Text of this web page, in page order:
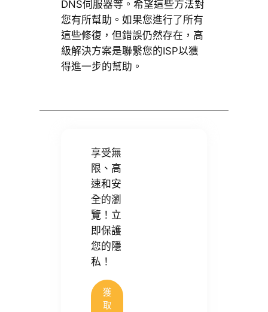
DNS伺服器等。希望這些方法對
您有所幫助。如果您進行了所有
這些修復，但錯誤仍然存在，高
級解決方案是聯繫您的ISP以獲
得進一步的幫助。
享受無
限、高
速和安
全的瀏
覽！立
即保護
您的隱
私！
獲
取